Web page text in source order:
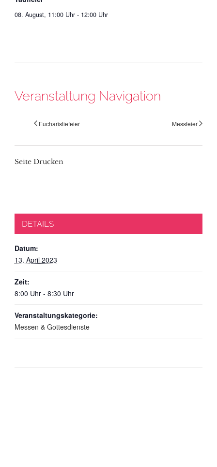
08. August, 11:00 Uhr - 12:00 Uhr
Veranstaltung Navigation
Eucharistiefeier Messfeier
Seite Drucken
DETAILS
Datum:
13. April 2023
Zeit:
8:00 Uhr - 8:30 Uhr
Veranstaltungskategorie:
Messen & Gottesdienste